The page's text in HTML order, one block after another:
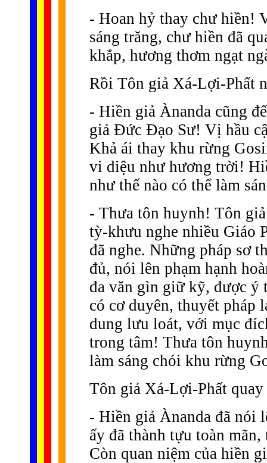
- Hoan hỷ thay chư hiền!
sáng trăng, chư hiền đã
khắp, hương thơm ngạt
Rồi Tôn giả Xá-Lợi-Phất
- Hiền giả Ànanda cũng
giả Ðức Ðạo Sư! Vị hầu
Khả ái thay khu rừng
vi diệu như hương trời!
như thế nào có thể làm
- Thưa tôn huynh! Tôn
tỳ-khưu nghe nhiều Giáo
đã nghe. Những pháp sơ
đủ, nói lên phạm hạnh
đa văn gìn giữ kỹ, được ý
có cơ duyên, thuyết pháp
dung lưu loát, với mục
trong tâm! Thưa tôn
làm sáng chói khu rừng
Tôn giả Xá-Lợi-Phất
- Hiền giả Ànanda đã nói
ấy đã thành tựu toàn
Còn quan niệm của hiền